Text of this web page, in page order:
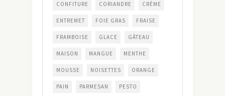
CONFITURE CORIANDRE CRÈME
ENTREMET FOIE GRAS FRAISE
FRAMBOISE GLACE GÂTEAU
MAISON MANGUE MENTHE
MOUSSE NOISETTES ORANGE
PAIN PARMESAN PESTO